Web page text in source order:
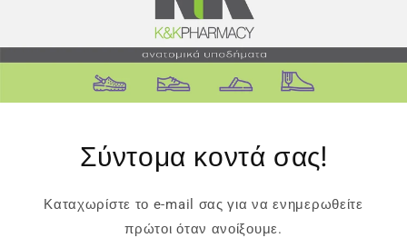
Σύντομα κοντά σας!
Καταχωρίστε το e-mail σας για να ενημερωθείτε
πρώτοι όταν ανοίξουμε.